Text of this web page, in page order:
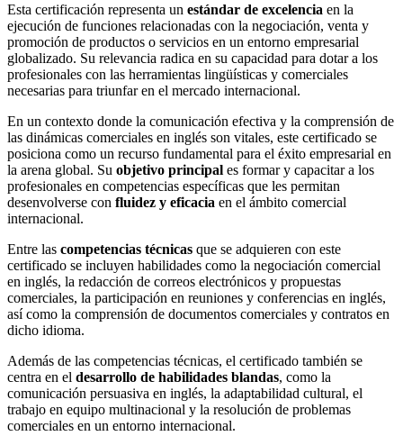
Esta certificación representa un estándar de excelencia en la
ejecución de funciones relacionadas con la negociación, venta y
promoción de productos o servicios en un entorno empresarial
globalizado. Su relevancia radica en su capacidad para dotar a los
profesionales con las herramientas lingüísticas y comerciales
necesarias para triunfar en el mercado internacional.
En un contexto donde la comunicación efectiva y la comprensión de
las dinámicas comerciales en inglés son vitales, este certificado se
posiciona como un recurso fundamental para el éxito empresarial en
la arena global. Su objetivo principal es formar y capacitar a los
profesionales en competencias específicas que les permitan
desenvolverse con fluidez y eficacia en el ámbito comercial
internacional.
Entre las competencias técnicas que se adquieren con este
certificado se incluyen habilidades como la negociación comercial
en inglés, la redacción de correos electrónicos y propuestas
comerciales, la participación en reuniones y conferencias en inglés,
así como la comprensión de documentos comerciales y contratos en
dicho idioma.
Además de las competencias técnicas, el certificado también se
centra en el desarrollo de habilidades blandas, como la
comunicación persuasiva en inglés, la adaptabilidad cultural, el
trabajo en equipo multinacional y la resolución de problemas
comerciales en un entorno internacional.